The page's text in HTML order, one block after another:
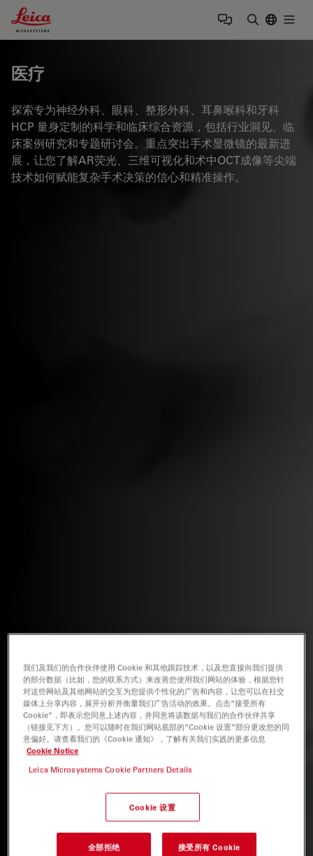
Leica Microsystems Logo
医疗
探索专为神经外科、眼科、整形外科、耳鼻喉科和牙科
HCP 量身定制的科学和临床综合资源，包括行业洞见、临
床案例研究和专题研讨会。重点突出手术显微镜的最新进
展，让您了解AR荧光、三维可视化和术中OCT成像等尖端
技术如何赋能复杂手术决策的信心和精准操作。
我们及我们的合作伙伴使用 Cookie 和其他跟踪技术，以及您直接向我们提供
的部分数据（比如，您的联系方式）来改善您使用我们网站的体验，根据您针
对这些网站及其他网站的交互为您提供个性化的广告和内容，让您可以在社交
媒体上分享内容，展开分析并衡量我们广告活动的效果。点击“接受所有
Cookie”，即表示您同意上述内容，并同意将该数据与我们的合作伙伴共享
（链接见下方）。您可以随时在我们网站底部的“Cookie 设置”部分更改您的同
意偏好。请查看我们的《Cookie 通知》，了解有关我们实践的更多信息
Cookie Notice
Leica Microsystems Cookie Partners Details
Cookie 设置
全部拒绝 接受所有 Cookie